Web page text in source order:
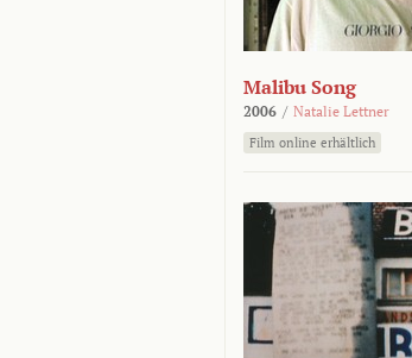
Malibu Song
2006 / Natalie Lettner
Film online erhältlich